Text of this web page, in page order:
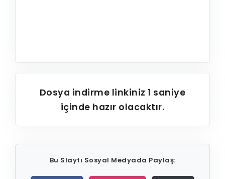
Dosya indirme linkiniz1 saniye
içinde hazır olacaktır.
Bu Slaytı Sosyal Medyada Paylaş: